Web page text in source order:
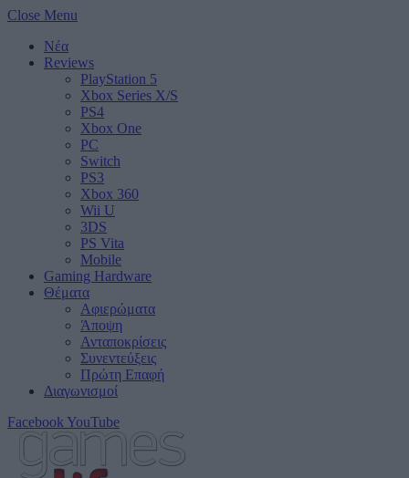
Close Menu
Νέα
Reviews
PlayStation 5
Xbox Series X/S
PS4
Xbox One
PC
Switch
PS3
Xbox 360
Wii U
3DS
PS Vita
Mobile
Gaming Hardware
Θέματα
Αφιερώματα
Άποψη
Ανταποκρίσεις
Συνεντεύξεις
Πρώτη Επαφή
Διαγωνισμοί
Facebook YouTube